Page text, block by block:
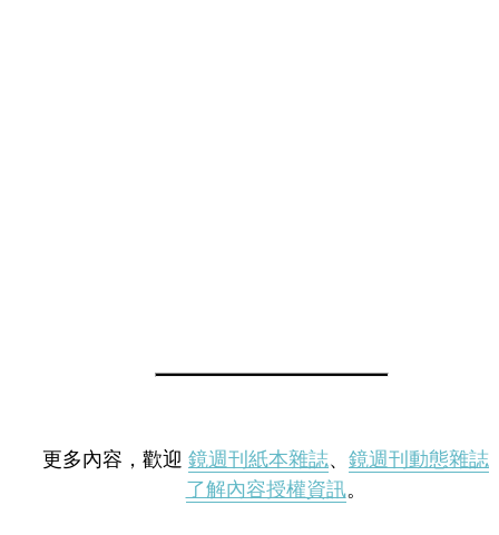
更多內容，歡迎 鏡週刊紙本雜誌、 鏡週刊動態雜誌
了解內容授權資訊。